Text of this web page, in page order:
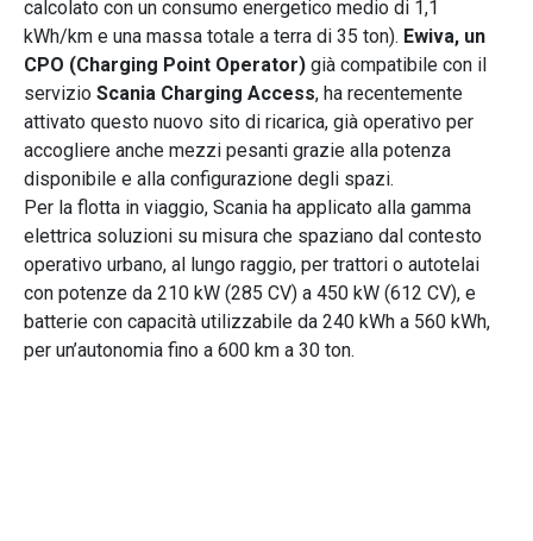
calcolato con un consumo energetico medio di 1,1
kWh/km e una massa totale a terra di 35 ton). Ewiva, un
CPO (Charging Point Operator) già compatibile con il
servizio Scania Charging Access, ha recentemente
attivato questo nuovo sito di ricarica, già operativo per
accogliere anche mezzi pesanti grazie alla potenza
disponibile e alla configurazione degli spazi.
Per la flotta in viaggio, Scania ha applicato alla gamma
elettrica soluzioni su misura che spaziano dal contesto
operativo urbano, al lungo raggio, per trattori o autotelai
con potenze da 210 kW (285 CV) a 450 kW (612 CV), e
batterie con capacità utilizzabile da 240 kWh a 560 kWh,
per un’autonomia fino a 600 km a 30 ton.